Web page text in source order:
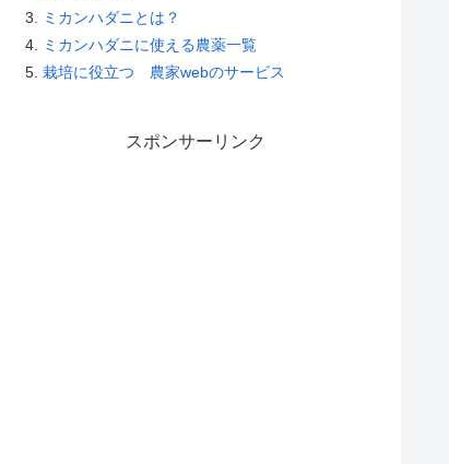
ミカンハダニとは？
ミカンハダニに使える農薬一覧
栽培に役立つ 農家webのサービス
スポンサーリンク